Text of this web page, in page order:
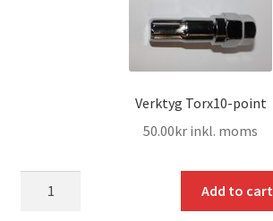
Verktyg Torx10-point
50.00kr inkl. moms
Add to cart